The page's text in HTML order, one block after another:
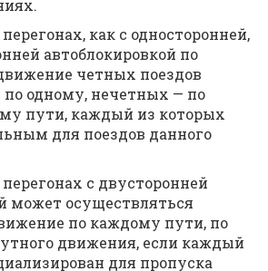
как с односторонней,
автоблокировкой по
четных поездов
по одному, нечетных — по
пути, каждый из которых
для поездов данного
с двусторонней
может осуществляться
по каждому пути, по
движения, если каждый
для пропуска